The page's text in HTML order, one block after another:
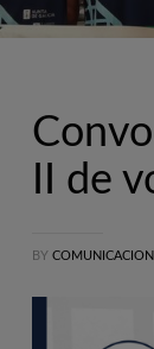
II de
BY COMUNICACION